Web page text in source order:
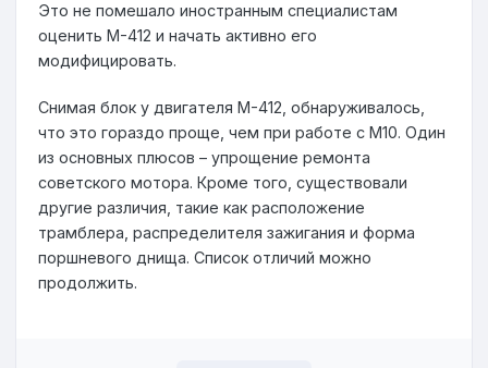
Это не помешало иностранным специалистам
оценить М-412 и начать активно его
модифицировать.
Снимая блок у двигателя М-412, обнаруживалось,
что это гораздо проще, чем при работе с М10. Один
из основных плюсов – упрощение ремонта
советского мотора. Кроме того, существовали
другие различия, такие как расположение
трамблера, распределителя зажигания и форма
поршневого днища. Список отличий можно
продолжить.